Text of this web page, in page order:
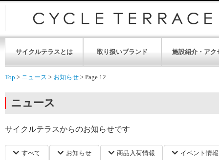
サイクルテラスとは 取り扱いブランド 施設紹介・アク
Top > ニュース > お知らせ > Page 12
ニュース
サイクルテラスからのお知らせです
すべて お知らせ 商品入荷情報 イベント情報